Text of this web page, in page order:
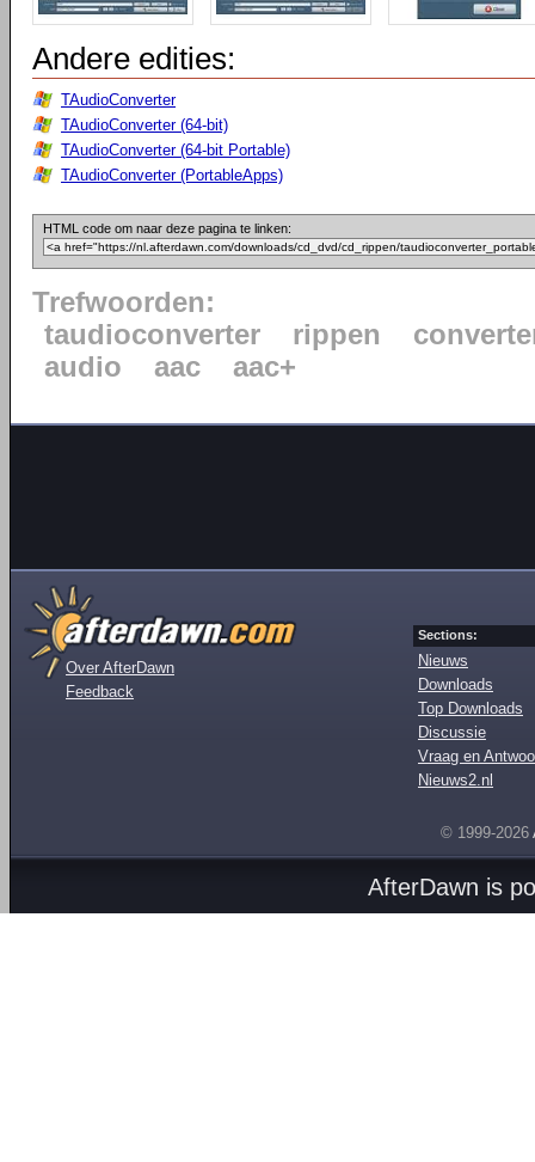
Andere edities:
TAudioConverter
TAudioConverter (64-bit)
TAudioConverter (64-bit Portable)
TAudioConverter (PortableApps)
HTML code om naar deze pagina te linken:
Trefwoorden:
taudioconverter
rippen
audio
aac aac+
Over AfterDawn
Feedback
Sections:
Nieuws
Downloads
Top Downloads
Discussie
Vraag en
Nieuws2.nl
© 1999-2026
AfterDawn is